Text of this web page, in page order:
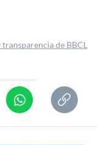
transparencia de BBCL